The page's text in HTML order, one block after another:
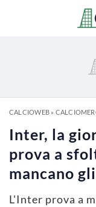
CALCIOWEB»
Inter, la
prova a
mancano
L'Inter prova a